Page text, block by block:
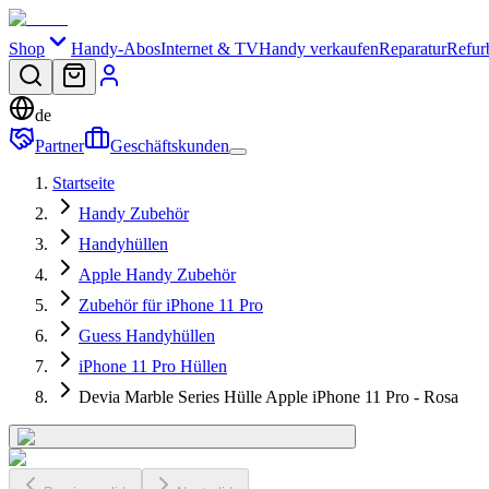
Shop Handy-AbosInternet & TVHandy verkaufenReparatur
de
Partner
Geschäftskunden
Startseite
Handy Zubehör
Handyhüllen
Apple Handy Zubehör
Zubehör für iPhone 11 Pro
Guess Handyhüllen
iPhone 11 Pro Hüllen
Devia Marble Series Hülle Apple iPhone 11 Pro - Rosa